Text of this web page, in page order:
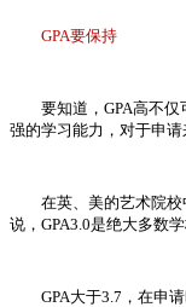
GPA要保持
要知道，GPA高不仅
强的学习能力，对于申请
在英、美的艺术院校
说，GPA3.0是绝大多数
GPA大于3.7，在申请